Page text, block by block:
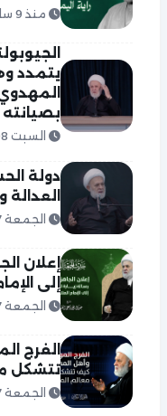
منذ 9 ساعة
يتمدد
بصيانته
السبت 08 آب 2026
دولة
العدالة
الجمعة 07 آب 2026
إعلان
إلى
الجمعة 07 آب 2026
الفرج
تتشكل
الجمعة 07 آب 2026